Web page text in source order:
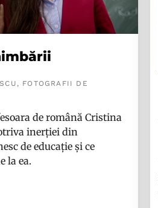
FOTOGRAFII DE
de română Cristina
inerției din
de educație și ce
la ea.